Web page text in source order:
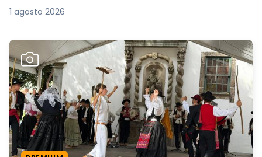
1 agosto 2026